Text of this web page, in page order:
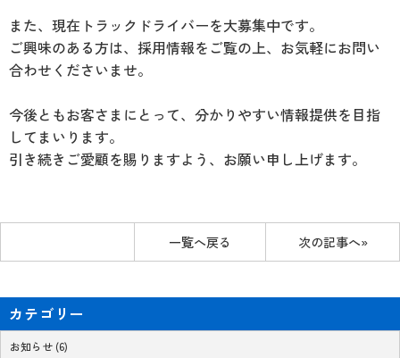
また、現在トラックドライバーを大募集中です。
ご興味のある方は、採用情報をご覧の上、お気軽にお問い
合わせくださいませ。
今後ともお客さまにとって、分かりやすい情報提供を目指
してまいります。
引き続きご愛顧を賜りますよう、お願い申し上げます。
次の記事へ»
一覧へ戻る
カテゴリー
お知らせ (6)